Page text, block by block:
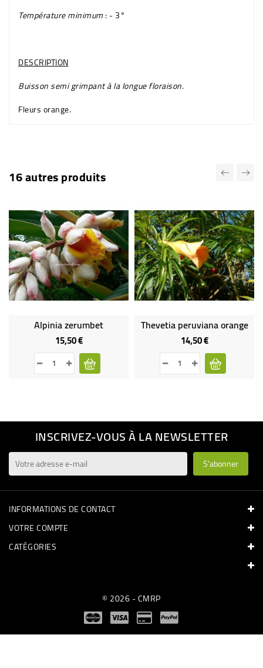
Température minimum: - 3°
DESCRIPTION
Buisson semi grimpant à la longue floraison.
Fleursorange.
16 autres produits
Alpinia zerumbet
15,50 €Prix
Thevetia peruviana orange
14,50 €Prix
INSCRIVEZ-VOUS À LA NEWSLETTER
INFORMATIONS DE CONTACT
VOTRE COMPTE
CATÉGORIES
© 2026 - CMRP